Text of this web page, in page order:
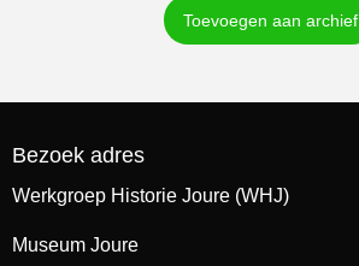
Toevoegen aan archief
Bezoek adres
Werkgroep Historie Joure (WHJ)
Museum Joure